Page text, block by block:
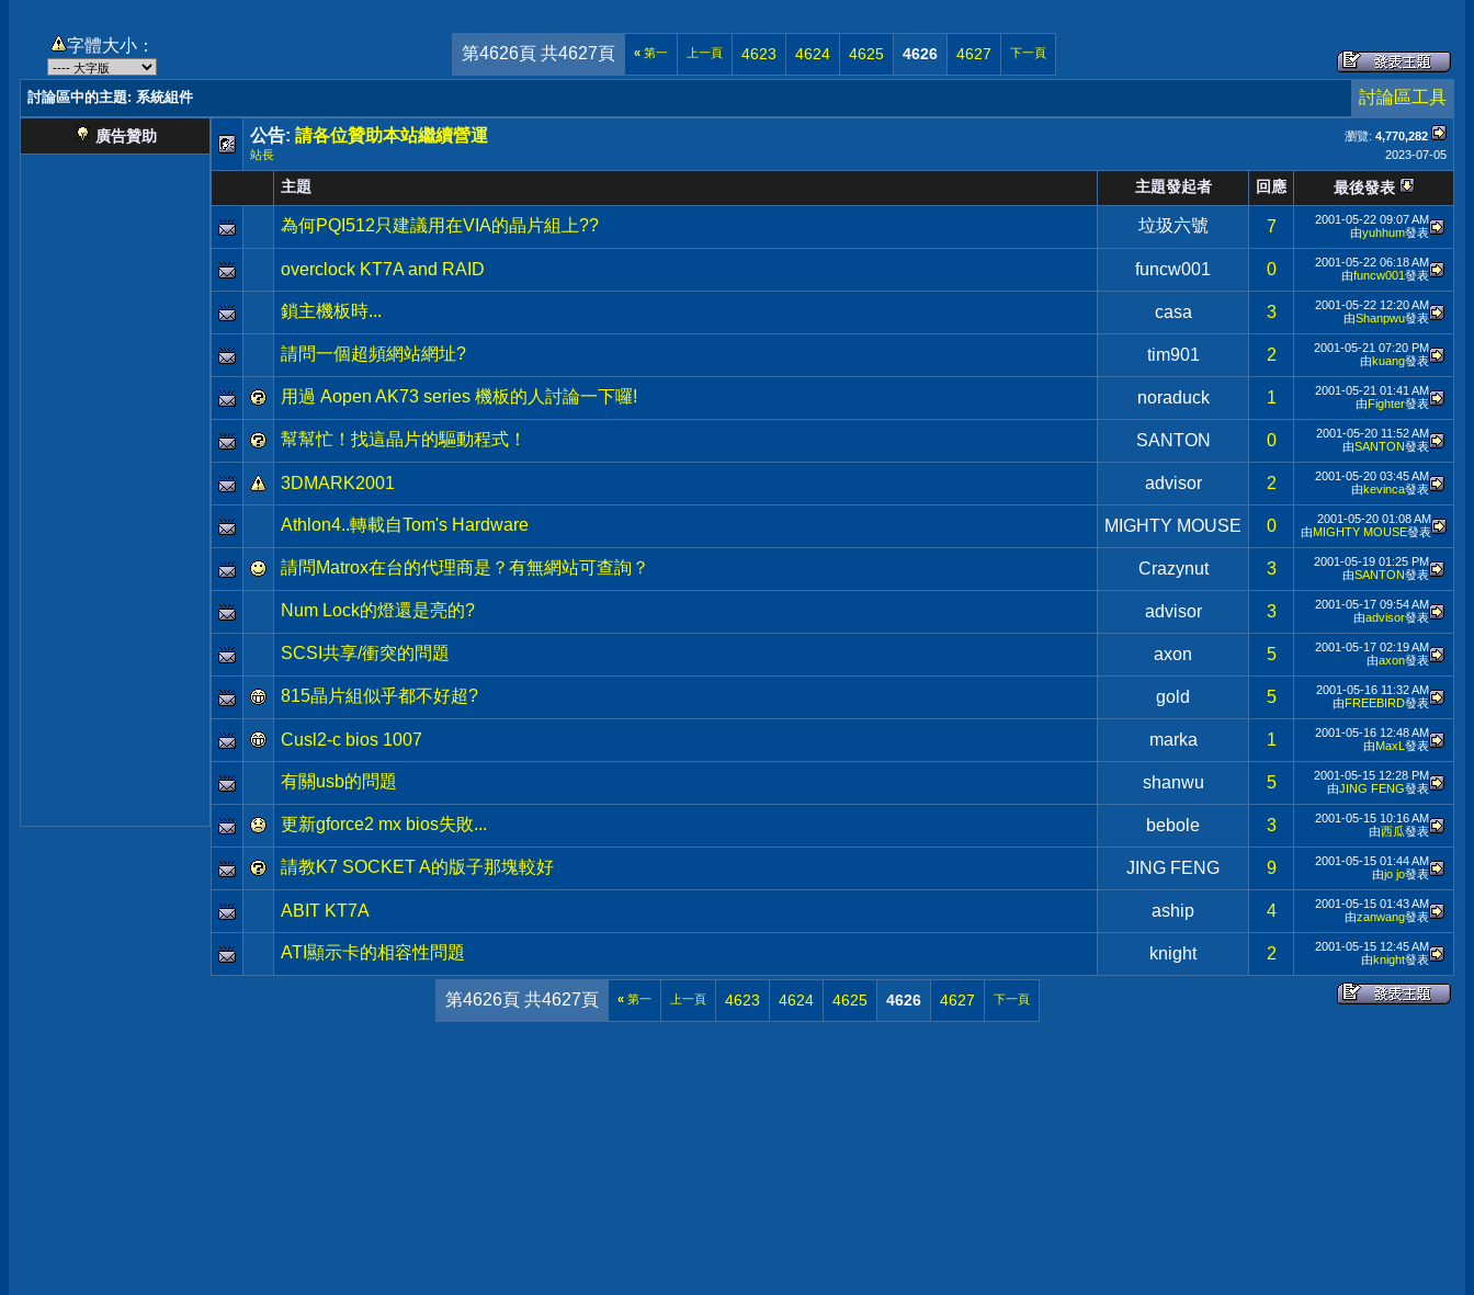
字體大小： 第4626頁 共4627頁 «第一 上一頁 4623 4624 4625 4626 4627 下一頁
討論區中的主題: 系統組件 討論區工具
廣告贊助 瀏覽: 4,770,282
公告: 請各位贊助本站繼續營運
2023-07-05
站長
主題 主題發起者 回應 最後發表
為何PQI512只建議用在VIA的晶片組上?? 垃圾六號 7 2001-05-22 09:07 AM
由yuhhum發表
overclock KT7A and RAID funcw001 0 2001-05-22 06:18 AM
由funcw001發表
鎖主機板時... casa 3 2001-05-22 12:20 AM
由Shanpwu發表
請問一個超頻網站網址? tim901 2 2001-05-21 07:20 PM
由kuang發表
用過 Aopen AK73 series 機板的人討論一下囉! noraduck 1 2001-05-21 01:41 AM
由Fighter發表
幫幫忙！找這晶片的驅動程式！ SANTON 0 2001-05-20 11:52 AM
由SANTON發表
3DMARK2001 advisor 2 2001-05-20 03:45 AM
由kevinca發表
Athlon4..轉載自Tom's Hardware MIGHTY MOUSE 0 2001-05-20 01:08 AM
由MIGHTY MOUSE發表
請問Matrox在台的代理商是？有無網站可查詢？ Crazynut 3 2001-05-19 01:25 PM
由SANTON發表
Num Lock的燈還是亮的? advisor 3 2001-05-17 09:54 AM
由advisor發表
SCSI共享/衝突的問題 axon 5 2001-05-17 02:19 AM
由axon發表
815晶片組似乎都不好超? gold 5 2001-05-16 11:32 AM
由FREEBIRD發表
Cusl2-c bios 1007 marka 1 2001-05-16 12:48 AM
由MaxL 發表
有關usb的問題 shanwu 5 2001-05-15 12:28 PM
由JING FENG發表
更新gforce2 mx bios失敗... bebole 3 2001-05-15 10:16 AM
由西瓜發表
請教K7 SOCKET A的版子那塊較好 JING FENG 9 2001-05-15 01:44 AM
由jo jo發表
ABIT KT7A aship 4 2001-05-15 01:43 AM
由zanwang發表
ATI顯示卡的相容性問題 knight 2 2001-05-15 12:45 AM
由knight發表
第4626頁 共4627頁 «第一 上一頁 4623 4624 4625 4626 4627 下一頁